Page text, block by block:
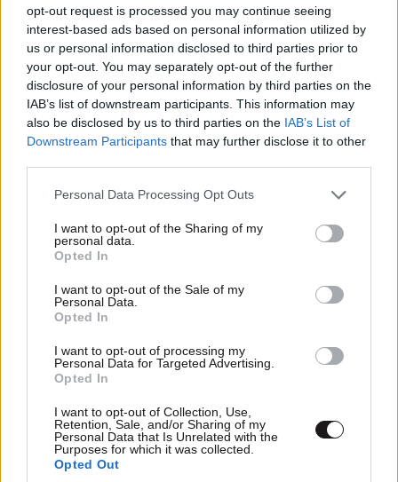
opt-out request is processed you may continue seeing
interest-based ads based on personal information utilized by
us or personal information disclosed to third parties prior to
your opt-out. You may separately opt-out of the further
disclosure of your personal information by third parties on the
IAB’s list of downstream participants. This information may
also be disclosed by us to third parties on the IAB’s List of
Downstream Participants that may further disclose it to other
Please note that this website/app uses one or more Google
not limited to your visit or usage behaviour. You may click to
grant or deny consent to Google and its third-party tags to
use your data for below specified purposes in below Google
consent section.
Personal Data Processing Opt Outs
I want to opt-out of the Sharing of my
personal data.
Opted In
I want to opt-out of the Sale of my
Personal Data.
Opted In
I want to opt-out of processing my
Personal Data for Targeted Advertising.
Opted In
I want to opt-out of Collection, Use,
Retention, Sale, and/or Sharing of my
Personal Data that Is Unrelated with the
Purposes for which it was collected.
Opted Out
εντέρου – Πραγματικά «super foods» που
αξίζουν να μπουν στη διατροφή σας